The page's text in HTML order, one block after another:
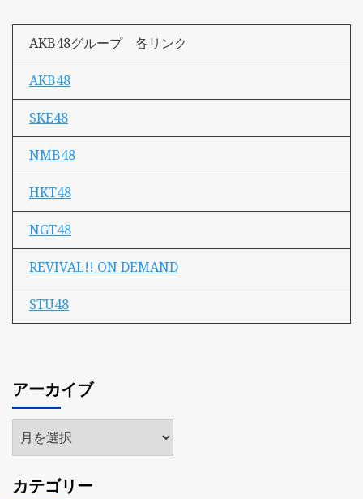
AKB48グループ 各リンク
AKB48
SKE48
NMB48
HKT48
NGT48
REVIVAL!! ON DEMAND
STU48
アーカイブ
ア
ー
イ
カテゴリー